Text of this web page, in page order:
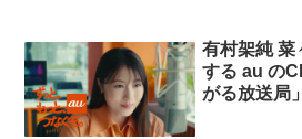
有村架純 菜
する au の
がる放送局